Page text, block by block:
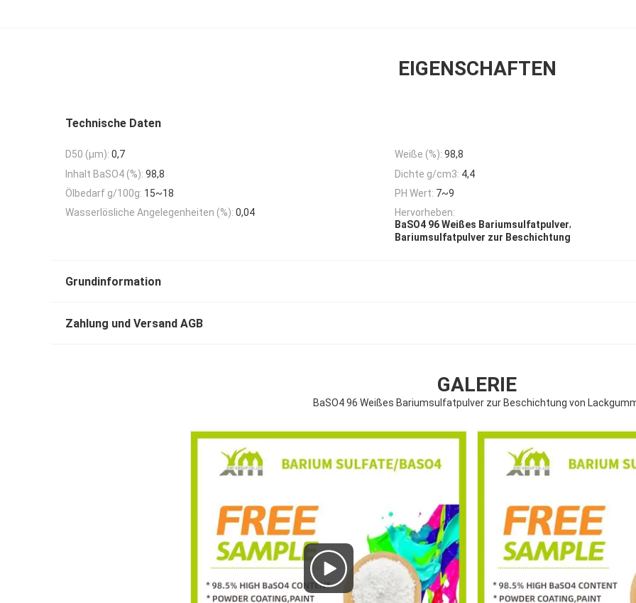
EIGENSCHAFTEN
Technische Daten
D50 (μm): 0,7 Weiße (%): 98,8
Inhalt BaSO4 (%): 98,8 Dichte g/cm3: 4,4
Ölbedarf g/100g: 15~18 PH Wert: 7~9
Wasserlösliche Angelegenheiten (%): 0,04
Hervorheben:
BaSO4 96 Weißes Bariumsulfatpulver,
Bariumsulfatpulver zur Beschichtung
Grundinformation
Zahlung und Versand AGB
GALERIE
BaSO4 96 Weißes Bariumsulfatpulver zur Beschichtung von